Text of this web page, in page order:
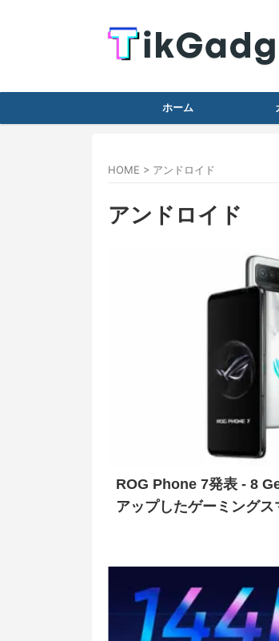
ホーム
HOME > アンドロイド
アンドロイド
ROG Phone 7発表 - 8
アップしたゲーミングス